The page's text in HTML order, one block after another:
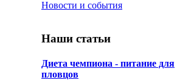
Новости и события
Наши статьи
Диета чемпиона - питание для
пловцов